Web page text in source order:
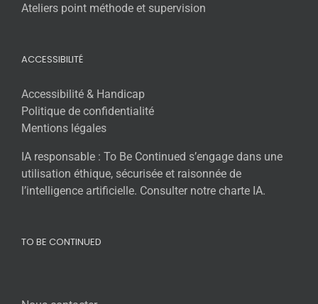
Ateliers point méthode et supervision
ACCESSIBILITÉ
Accessibilité & Handicap
Politique de confidentialité
Mentions légales
IA responsable : To Be Continued s’engage dans une
utilisation éthique, sécurisée et raisonnée de
l’intelligence artificielle. Consulter notre charte IA.
TO BE CONTINUED